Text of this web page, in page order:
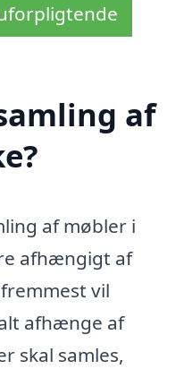
af
af møbler i
afhængigt af
vil
afhænge af
skal samles,